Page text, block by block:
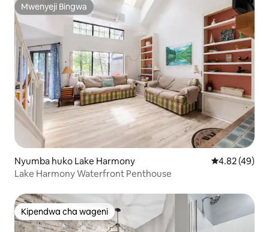
Mwenyeji Bingwa
Mwenyeji Bingwa
Nyumba huko Lake Harmony Ukadiriaji wa
4.82 (49)
Lake Harmony Waterfront Penthouse
Kipendwa cha wageni
Kipendwa cha wageni